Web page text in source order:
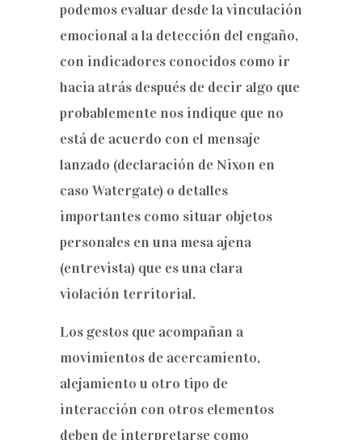
podemos evaluar desde la vinculación
emocional a la detección del engaño,
con indicadores conocidos como ir
hacia atrás después de decir algo que
probablemente nos indique que no
está de acuerdo con el mensaje
lanzado (declaración de Nixon en
caso Watergate) o detalles
importantes como situar objetos
personales en una mesa ajena
(entrevista) que es una clara
violación territorial.
Los gestos que acompañan a
movimientos de acercamiento,
alejamiento u otro tipo de
interacción con otros elementos
deben de interpretarse como